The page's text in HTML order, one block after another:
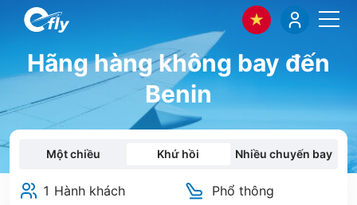
Hãng hàng không bay đến
Benin
Một chiều Khứ hồi Nhiều chuyến bay
1 Hành khách Phổ thông